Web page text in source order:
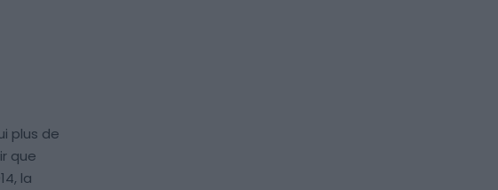
plus de
que
la